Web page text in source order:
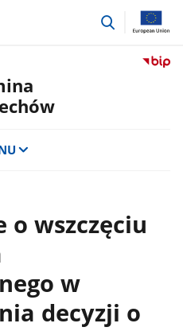
przejdź
Przejdź
o wszczęciu
w
decyzji o